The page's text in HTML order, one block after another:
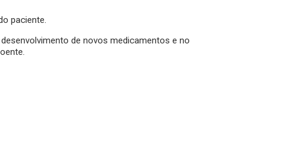
paciente.
de novos medicamentos e no